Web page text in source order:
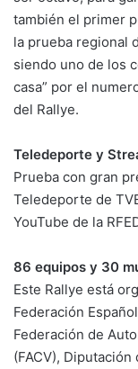
también el primer
la prueba regional
siendo uno de los
casa” por el
del Rallye.
Teledeporte y
Prueba con gran
Teledeporte de
YouTube de la
86 equipos y 30
Este Rallye está
Federación
Federación de
(FACV),